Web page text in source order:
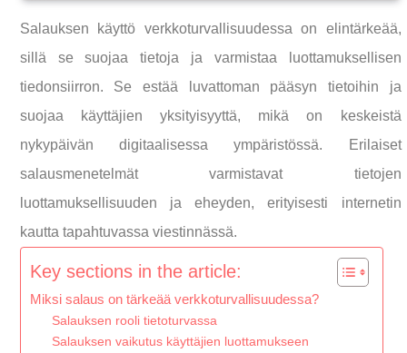
Salauksen käyttö verkkoturvallisuudessa on elintärkeää,
sillä se suojaa tietoja ja varmistaa luottamuksellisen
tiedonsiirron. Se estää luvattoman pääsyn tietoihin ja
suojaa käyttäjien yksityisyyttä, mikä on keskeistä
nykypäivän digitaalisessa ympäristössä. Erilaiset
salausmenetelmät varmistavat tietojen
luottamuksellisuuden ja eheyden, erityisesti internetin
kautta tapahtuvassa viestinnässä.
Key sections in the article:
Miksi salaus on tärkeää verkkoturvallisuudessa?
Salauksen rooli tietoturvassa
Salauksen vaikutus käyttäjien luottamukseen